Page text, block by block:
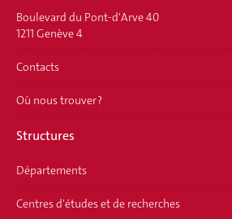
Boulevard du Pont-d'Arve 40
1211 Genève 4
Contacts
Où nous trouver ?
Structures
Départements
Centres d'études et de recherches